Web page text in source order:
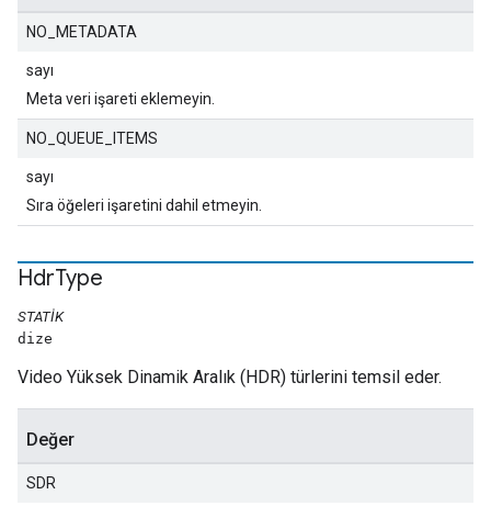
NO_METADATA
sayı
Meta veri işareti eklemeyin.
NO_QUEUE_ITEMS
sayı
Sıra öğeleri işaretini dahil etmeyin.
HdrType
STATIK
dize
Video Yüksek Dinamik Aralık (HDR) türlerini temsil eder.
Değer
SDR